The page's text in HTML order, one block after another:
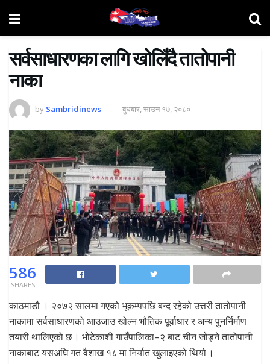
सर्वसाधारणका लागि खोलिँदै तातोपानी
नाका
by Sambridinews बुधबार, साउन १७, २०८०
586
SHARES
काठमाडौ । २०७२ सालमा गएको भूकम्पपछि बन्द रहेको उत्तरी तातोपानी
नाकामा सर्वसाधारणको आउजाउ खोल्न भौतिक पूर्वाधार र अन्य पुनर्निर्माण
तयारी थालिएको छ । भोटेकाशी गाउँपालिका–२ बाट चीन जोड्ने तातोपानी
नाकाबाट यसअघि गत वैशाख १८ मा निर्यात खुलाइएको थियो ।